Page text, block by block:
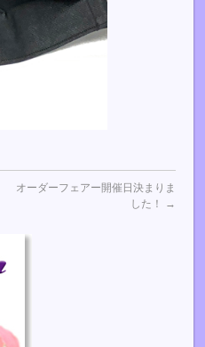
オーダーフェアー開催日決まりま
した！
→